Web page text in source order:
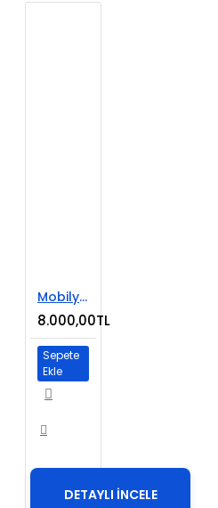
Mobilya Satışı E-Ticaret Web Sitesi
8.000,00TL
Sepete
Ekle
DETAYLI İNCELE